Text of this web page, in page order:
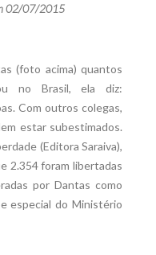
02/07/2015
(foto acima) quantos
no Brasil, ela diz:
Com outros colegas,
estar subestimados.
(Editora Saraiva),
2.354 foram libertadas
por Dantas como
especial do Ministério